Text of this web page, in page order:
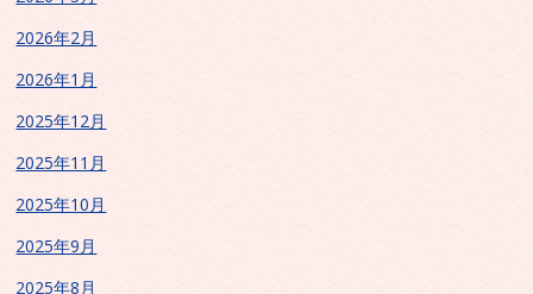
2026年2月
2026年1月
2025年12月
2025年11月
2025年10月
2025年9月
2025年8月